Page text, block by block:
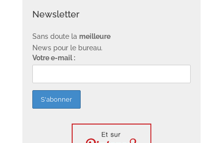
Newsletter
Sans doute la meilleure
News pour le bureau.
Votre e-mail :